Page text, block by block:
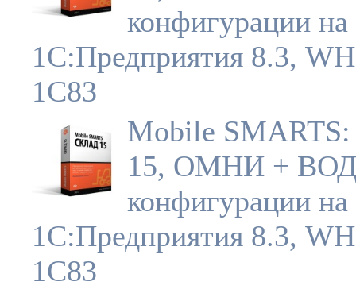
конфигурации на
1С:Предприятия 8.3,
1C83
Mobile
15, ОМНИ +
конфигурации на
1С:Предприятия 8.3,
1C83